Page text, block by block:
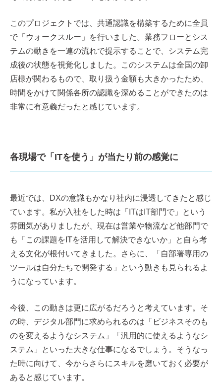
このプロジェクトでは、共通認識を構築するために全員
で「ウォークスルー」を行いました。業務フローとシス
テムの動きを一連の流れで提示することで、システム完
成後の状態を視覚化しました。このシステムは全国の卸
店様が関わるもので、取り扱う金額も大きかったため、
時間をかけて関係各所の認識を深めることができたのは
非常に有意義だったと感じています。
各現場で「ITを使う」が当たり前の感覚に
最近では、DXの意識もかなり社内に浸透してきたと感じ
ています。私が入社をした時は「ITはIT部門で」という
雰囲気がありましたが、現在は営業や物流など他部門で
も「この課題をITを活用して解決できないか」と自ら考
える文化が根付いてきました。さらに、「自部署専用の
ツールは自分たちで開発する」という動きも見られるよ
うになっています。
今後、この動きは更に広がるだろうと考えています。そ
の時、デジタル部門に求められるのは「ビジネスそのも
のを変えるようなシステム」「汎用的に使えるようなシ
ステム」といった大きな仕事になるでしょう。そうなっ
た時に向けて、今からさらにスキルを磨いておく必要が
あると感じています。